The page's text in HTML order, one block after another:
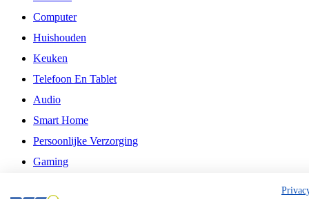
Computer
Huishouden
Keuken
Telefoon En Tablet
Audio
Smart Home
Persoonlijke Verzorging
Gaming